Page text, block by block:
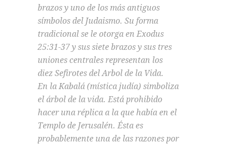
brazos y uno de los más antiguos
símbolos del Judaismo. Su forma
tradicional se le otorga en Exodus
25:31-37 y sus siete brazos y sus tres
uniones centrales representan los
diez Sefirotes del Arbol de la Vida.
En la Kabalá (mística judía) simboliza
el árbol de la vida. Está prohibido
hacer una réplica a la que había en el
Templo de Jerusalén. Ésta es
probablemente una de las razones por